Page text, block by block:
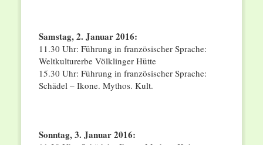
Samstag, 2. Januar 2016:
11.30 Uhr: Führung in französischer Sprache:
Weltkulturerbe Völklinger Hütte
15.30 Uhr: Führung in französischer Sprache:
Schädel – Ikone. Mythos. Kult.
Sonntag, 3. Januar 2016: